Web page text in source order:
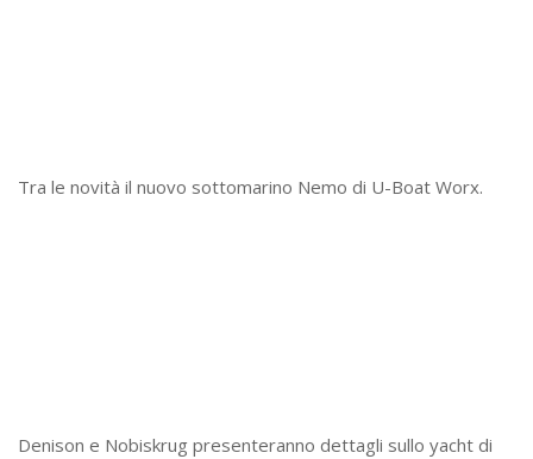
Tra le novità il nuovo sottomarino Nemo di U-Boat Worx.
Denison e Nobiskrug presenteranno dettagli sullo yacht di